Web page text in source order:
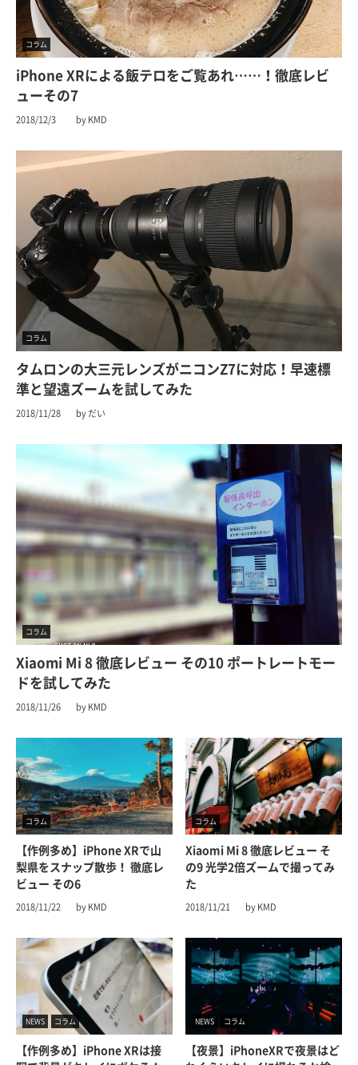
コラム
iPhone XRによる飯テロをご覧あれ……！徹底レビ
ューその7
2018/12/3 by KMD
コラム
タムロンの大三元レンズがニコンZ7に対応！早速標
準と望遠ズームを試してみた
2018/11/28 by だい
コラム
Xiaomi Mi 8 徹底レビュー その10 ポートレートモー
ドを試してみた
2018/11/26 by KMD
コラム
【作例多め】iPhone XRで山
梨県をスナップ散歩！ 徹底レ
ビュー その6
2018/11/22 by KMD
コラム
Xiaomi Mi 8 徹底レビュー そ
の9 光学2倍ズームで撮ってみ
た
2018/11/21 by KMD
NEWS コラム
【作例多め】iPhone XRは接
NEWS コラム
【夜景】iPhoneXRで夜景はど